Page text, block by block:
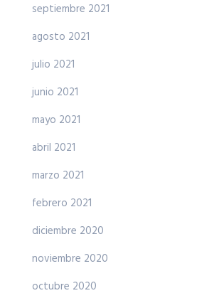
septiembre 2021
agosto 2021
julio 2021
junio 2021
mayo 2021
abril 2021
marzo 2021
febrero 2021
diciembre 2020
noviembre 2020
octubre 2020